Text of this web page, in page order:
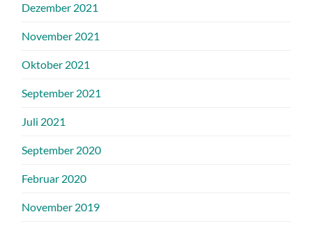
Dezember 2021
November 2021
Oktober 2021
September 2021
Juli 2021
September 2020
Februar 2020
November 2019